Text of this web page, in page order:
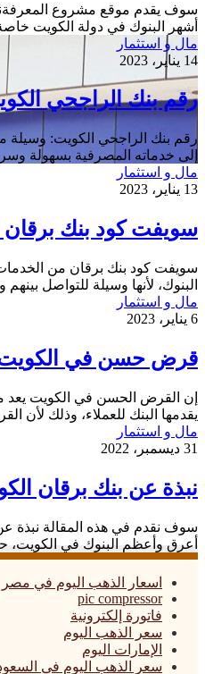
سوف يقدم موقع مشروع
أشهر البنوك في دولة الكويت
رقم
بنك
الراجحي
الكويت
مال و استثمار
14 يناير، 2023
رقم بنك الراجحي
رقم بنك الراجحي الكويت: وسيلة
إلى خدماته المصرفية بسهولة
سويفت
كود
الكويت
مال و استثمار
13 يناير، 2023
سويفت كود بنك برقان
سويفت كود بنك برقان من
البنوك، لأنها وسيلة للتواصل
قرض
حسن
الكويت
مال و استثمار
6 يناير، 2023
قرض حسن في
إن القرض الحسن في الكويت يعد
يقدمها البنك للعملاء، وذلك
نبذة
عن
برقان
الكويتي
مال و استثمار
31 ديسمبر، 2022
نبذة عن بنك برقان
سوف نقدم في هذه المقالة نبذة
أعرق وأعظم البنوك في الكويت،
اسعار الذهب اليوم في مصر
pic compressor
فاتورة إلكترونية
سعر الذهب اليوم
الإمارات اليوم
سعر الذهب اليوم في